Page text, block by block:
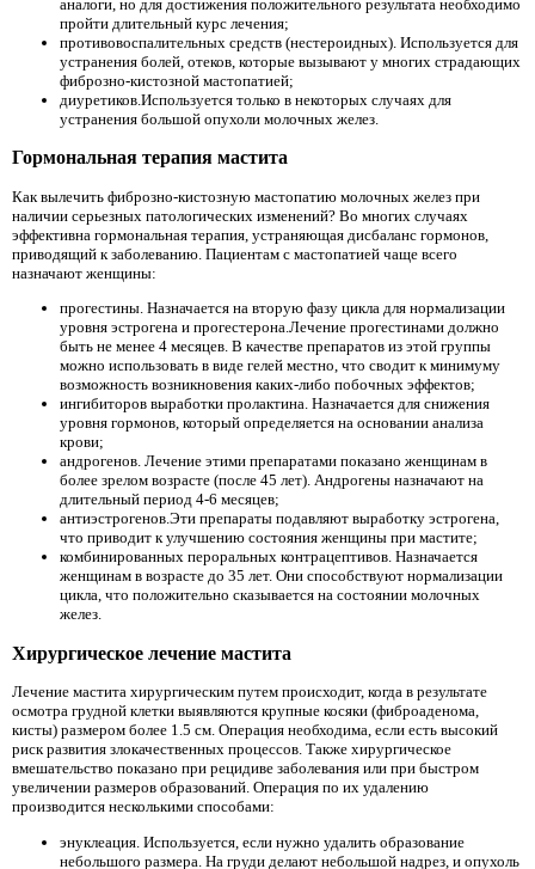
аналоги, но для достижения положительного результата необходимо
пройти длительный курс лечения;
противовоспалительных средств (нестероидных). Используется для
устранения болей, отеков, которые вызывают у многих страдающих
фиброзно-кистозной мастопатией;
диуретиков.Используется только в некоторых случаях для
устранения большой опухоли молочных желез.
Гормональная терапия мастита
Как вылечить фиброзно-кистозную мастопатию молочных желез при
наличии серьезных патологических изменений? Во многих случаях
эффективна гормональная терапия, устраняющая дисбаланс гормонов,
приводящий к заболеванию. Пациентам с мастопатией чаще всего
назначают женщины:
прогестины. Назначается на вторую фазу цикла для нормализации
уровня эстрогена и прогестерона.Лечение прогестинами должно
быть не менее 4 месяцев. В качестве препаратов из этой группы
можно использовать в виде гелей местно, что сводит к минимуму
возможность возникновения каких-либо побочных эффектов;
ингибиторов выработки пролактина. Назначается для снижения
уровня гормонов, который определяется на основании анализа
крови;
андрогенов. Лечение этими препаратами показано женщинам в
более зрелом возрасте (после 45 лет). Андрогены назначают на
длительный период 4-6 месяцев;
антиэстрогенов.Эти препараты подавляют выработку эстрогена,
что приводит к улучшению состояния женщины при мастите;
комбинированных пероральных контрацептивов. Назначается
женщинам в возрасте до 35 лет. Они способствуют нормализации
цикла, что положительно сказывается на состоянии молочных
желез.
Хирургическое лечение мастита
Лечение мастита хирургическим путем происходит, когда в результате
осмотра грудной клетки выявляются крупные косяки (фиброаденома,
кисты) размером более 1.5 см. Операция необходима, если есть высокий
риск развития злокачественных процессов. Также хирургическое
вмешательство показано при рецидиве заболевания или при быстром
увеличении размеров образований. Операция по их удалению
производится несколькими способами:
энуклеация. Используется, если нужно удалить образование
небольшого размера. На груди делают небольшой надрез, и опухоль